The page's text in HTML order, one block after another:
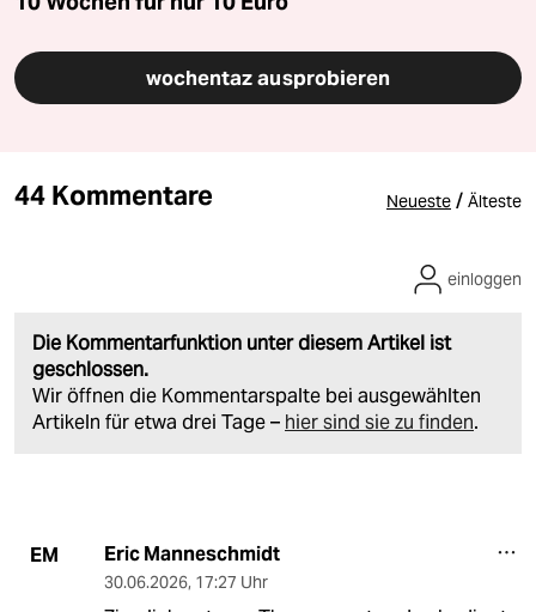
wochentaz ausprobieren
44 Kommentare Neueste / Älteste
Die Kommentarfunktion unter diesem Artikel ist
geschlossen.
Wir öffnen die Kommentarspalte bei ausgewählten
Artikeln für etwa drei Tage – hier sind sie zu finden.
einloggen
EM Eric Manneschmidt
30.06.2026, 17:27 Uhr